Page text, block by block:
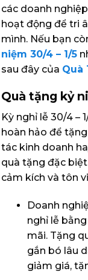
các doanh
hoạt động để tri
mình. Nếu bạn
niệm 30/4 – 1/5
sau đây của Quà
Quà tặng kỷ
Kỳ nghỉ lễ 30/4 –
hoàn hảo để
tác kinh doanh
quà tặng đặc
cảm kích và tôn
Doanh
nghỉ lễ
mãi. Tặng
gắn bó lâu
giảm giá,